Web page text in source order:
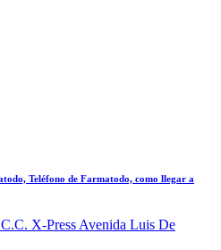
Teléfono de Farmatodo, como llegar a
X-Press Avenida Luis De